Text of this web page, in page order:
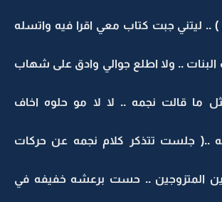
) .. ليتني جبت كتاب معي اقرا فيه واتسله
.. ولا اطلع جوالي وادق على شهاب
ما قالت نجمه .. لا لا مو حلوه اخاف
..( جلست تتذكر كلام نجمه عن حركات
المتزوجين .. حست برعشه خفيفه في